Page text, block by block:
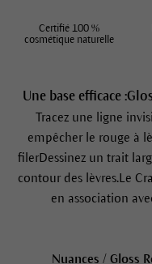
Une base efficace
Tracez une ligne
empêcher le rouge à
filerDessinez un trait
contour des lèvres.Le
en association
Nuances / Gloss
Certifié 100 %
cosmétique naturelle